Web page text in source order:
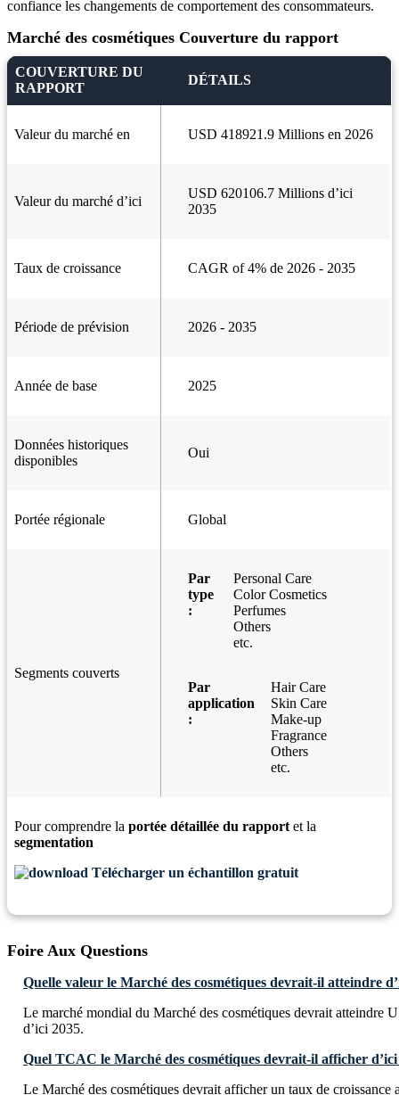
confiance les changements de comportement des consommateurs.
Marché des cosmétiques Couverture du rapport
COUVERTURE DU
RAPPORT
DÉTAILS
Valeur du marché en USD 418921.9 Millions en 2026
Valeur du marché d’ici
USD 620106.7 Millions d’ici
2035
Taux de croissance CAGR of 4% de 2026 - 2035
Période de prévision 2026 - 2035
Année de base 2025
Données historiques
disponibles
Oui
Portée régionale Global
Segments couverts
Par
type
:
Personal Care
Color Cosmetics
Perfumes
Others
etc.
Par
application
:
Hair Care
Skin Care
Make-up
Fragrance
Others
etc.
Pour comprendre la portée détaillée du rapport et la
segmentation
Télécharger un échantillon gratuit
Foire Aux Questions
Quelle valeur le Marché des cosmétiques devrait-il atteindre
Le marché mondial du Marché des cosmétiques devrait atteindre
d’ici 2035.
Quel TCAC le Marché des cosmétiques devrait-il afficher d’ici
Le Marché des cosmétiques devrait afficher un taux de